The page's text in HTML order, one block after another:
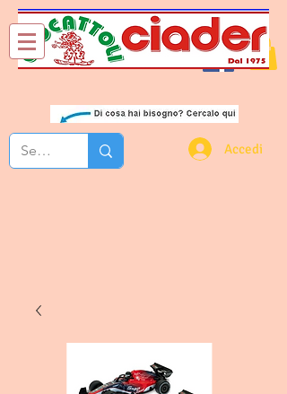
Chi Siamo Contatti
Accedi